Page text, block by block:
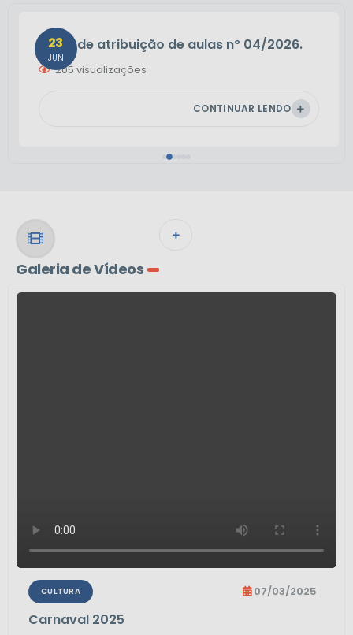
Edital de atribuição de aulas nº 04/2026.
23
JUN
205 visualizações
CONTINUAR LENDO
Galeria de Vídeos
VER MAIS
CULTURA 07/03/2025
Carnaval 2025